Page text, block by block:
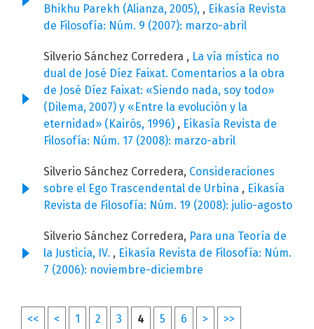
Bhikhu Parekh (Alianza, 2005), , Eikasía Revista
de Filosofía: Núm. 9 (2007): marzo-abril
Silverio Sánchez Corredera , La vía mística no
dual de José Díez Faixat. Comentarios a la obra
de José Díez Faixat: «Siendo nada, soy todo»
(Dilema, 2007) y «Entre la evolución y la
eternidad» (Kairós, 1996) , Eikasía Revista de
Filosofía: Núm. 17 (2008): marzo-abril
Silverio Sánchez Corredera, Consideraciones
sobre el Ego Trascendental de Urbina , Eikasía
Revista de Filosofía: Núm. 19 (2008): julio-agosto
Silverio Sánchez Corredera, Para una Teoría de
la Justicia, IV. , Eikasía Revista de Filosofía: Núm.
7 (2006): noviembre-diciembre
<< < 1 2 3 4 5 6 > >>